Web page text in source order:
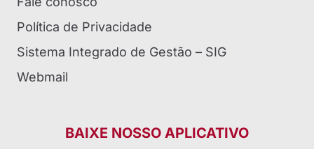
Política de Privacidade
Sistema Integrado de Gestão – SIG
Webmail
BAIXE NOSSO APLICATIVO